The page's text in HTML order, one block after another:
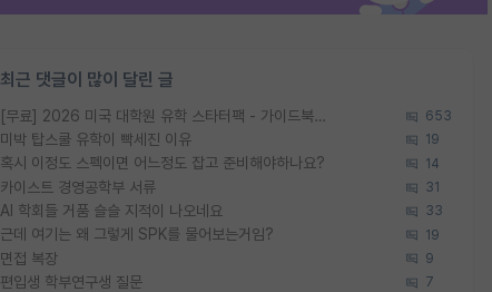
최근 댓글이 많이 달린 글
[무료] 2026 미국 대학원 유학 스타터팩 - 가이드북 & 합격자 컨택메일 템플릿 653
미박 탑스쿨 유학이 빡세진 이유 19
혹시 이정도 스펙이면 어느정도 잡고 준비해야하나요? 14
카이스트 경영공학부 서류 31
AI 학회들 거품 슬슬 지적이 나오네요 33
근데 여기는 왜 그렇게 SPK를 물어보는거임? 19
면접 복장 9
편입생 학부연구생 질문 7